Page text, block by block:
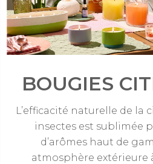
BOUGIES
L’efficacité naturelle de la
insectes est sublimée
d’arômes haut de
atmosphère extérieure